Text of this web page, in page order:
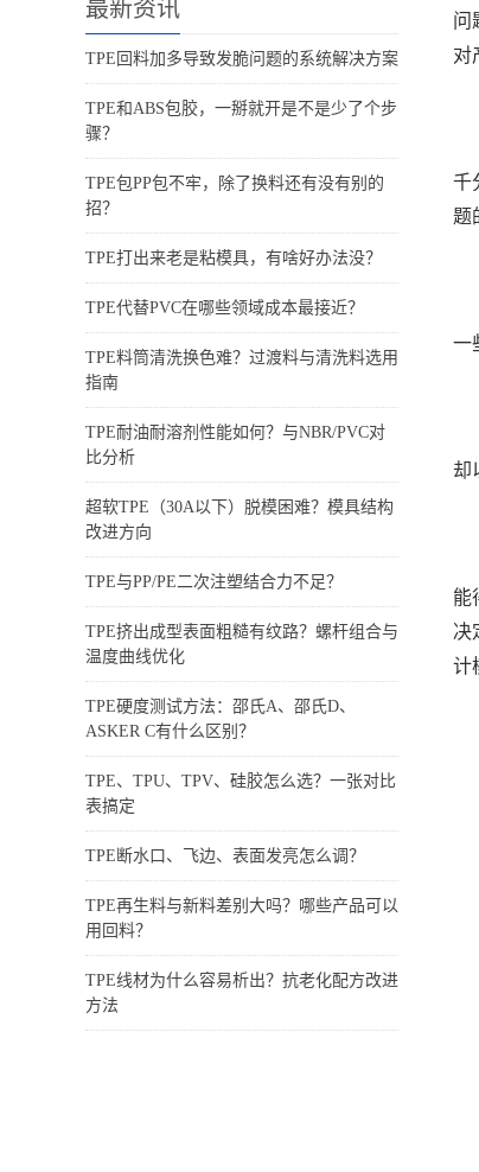
最新资讯
TPE回料加多导致发脆问题的系统解决方案
TPE和ABS包胶，一掰就开是不是少了个步
骤？
TPE包PP包不牢，除了换料还有没有别的
招？
TPE打出来老是粘模具，有啥好办法没？
TPE代替PVC在哪些领域成本最接近？
TPE料筒清洗换色难？过渡料与清洗料选用
指南
TPE耐油耐溶剂性能如何？与NBR/PVC对
比分析
超软TPE（30A以下）脱模困难？模具结构
改进方向
TPE与PP/PE二次注塑结合力不足？
TPE挤出成型表面粗糙有纹路？螺杆组合与
温度曲线优化
TPE硬度测试方法：邵氏A、邵氏D、
ASKER C有什么区别？
TPE、TPU、TPV、硅胶怎么选？一张对比
表搞定
TPE断水口、飞边、表面发亮怎么调？
TPE再生料与新料差别大吗？哪些产品可以
用回料？
TPE线材为什么容易析出？抗老化配方改进
方法
问
对
千
题
一
却
能
决
计